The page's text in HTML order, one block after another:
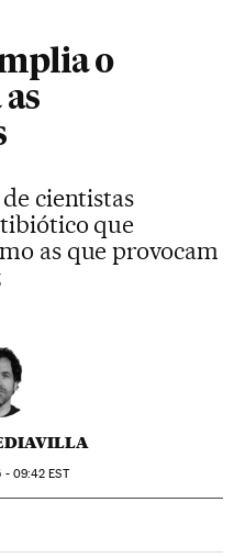
o
cientistas
que
as que provocam
- 09:42 EST
Sociales